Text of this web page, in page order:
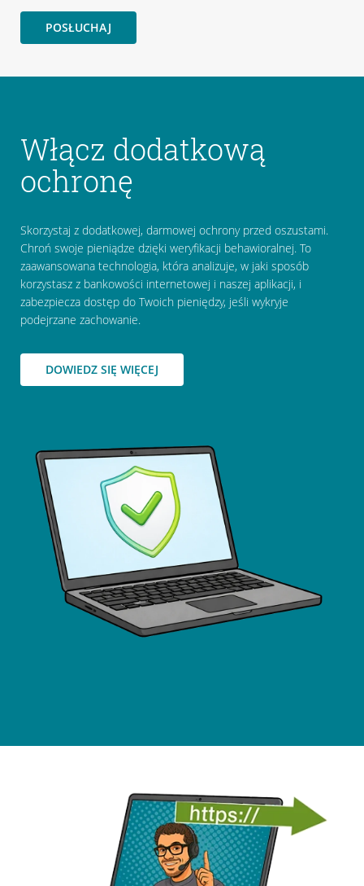
POSŁUCHAJ
Włącz dodatkową
ochronę
Skorzystaj z dodatkowej, darmowej ochrony przed oszustami.
Chroń swoje pieniądze dzięki weryfikacji behawioralnej. To
zaawansowana technologia, która analizuje, w jaki sposób
korzystasz z bankowości internetowej i naszej aplikacji, i
zabezpiecza dostęp do Twoich pieniędzy, jeśli wykryje
podejrzane zachowanie.
DOWIEDZ SIĘ WIĘCEJ